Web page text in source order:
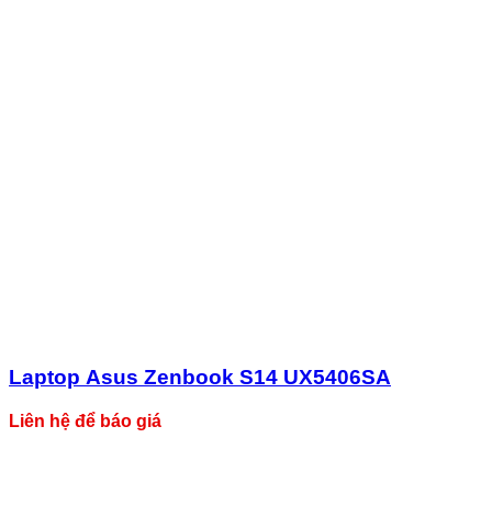
Laptop Asus Zenbook S14 UX5406SA
Liên hệ để báo giá